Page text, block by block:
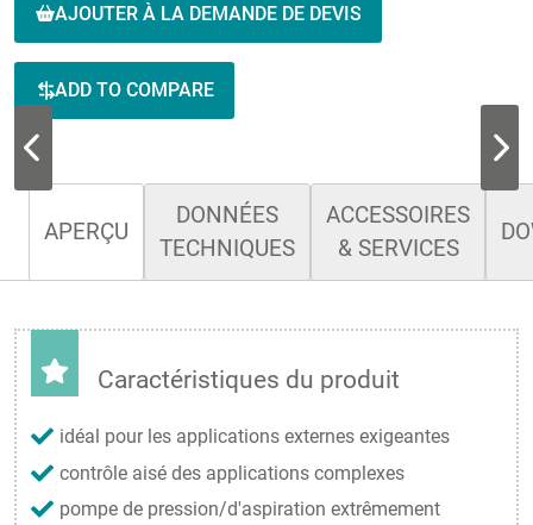
AJOUTER À LA DEMANDE DE DEVIS
ADD TO COMPARE
APERÇU
DONNÉES
TECHNIQUES
ACCESSOIRES
& SERVICES
Caractéristiques du produit
idéal pour les applications externes exigeantes
contrôle aisé des applications complexes
pompe de pression/d'aspiration extrêmement